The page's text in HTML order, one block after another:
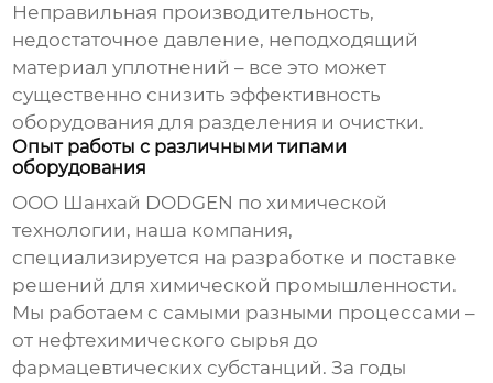
Неправильная производительность,
недостаточное давление, неподходящий
материал уплотнений – все это может
существенно снизить эффективность
оборудования для разделения и очистки.
Опыт работы с различными типами
оборудования
ООО Шанхай DODGEN по химической
технологии, наша компания,
специализируется на разработке и поставке
решений для химической промышленности.
Мы работаем с самыми разными процессами –
от нефтехимического сырья до
фармацевтических субстанций. За годы